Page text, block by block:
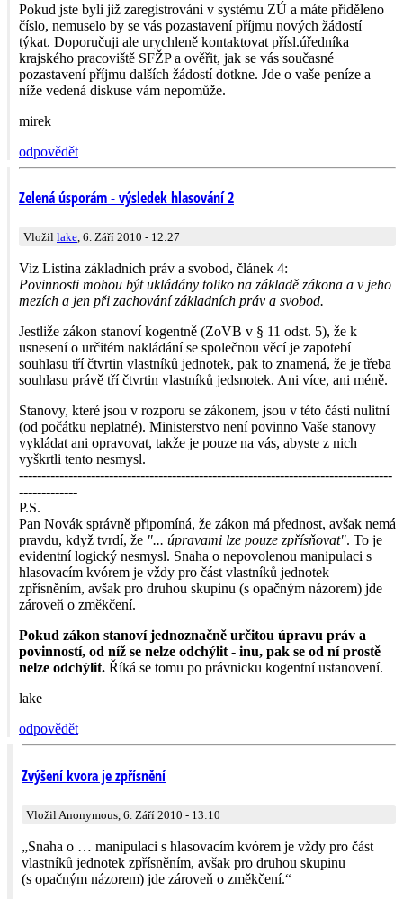
Pokud jste byli již zaregistrováni v systému ZÚ a máte přiděleno
číslo, nemuselo by se vás pozastavení příjmu nových žádostí
týkat. Doporučuji ale urychleně kontaktovat přísl.úředníka
krajského pracoviště SFŽP a ověřit, jak se vás současné
pozastavení příjmu dalších žádostí dotkne. Jde o vaše peníze a
níže vedená diskuse vám nepomůže.
mirek
odpovědět
Zelená úsporám - výsledek hlasování 2
Vložil lake, 6. Září 2010 - 12:27
Viz Listina základních práv a svobod, článek 4:
Povinnosti mohou být ukládány toliko na základě zákona a v jeho
mezích a jen při zachování základních práv a svobod.
Jestliže zákon stanoví kogentně (ZoVB v § 11 odst. 5), že k
usnesení o určitém nakládání se společnou věcí je zapotebí
souhlasu tří čtvrtin vlastníků jednotek, pak to znamená, že je třeba
souhlasu právě tří čtvrtin vlastníků jedsnotek. Ani více, ani méně.
Stanovy, které jsou v rozporu se zákonem, jsou v této části nulitní
(od počátku neplatné). Ministerstvo není povinno Vaše stanovy
vykládat ani opravovat, takže je pouze na vás, abyste z nich
vyškrtli tento nesmysl.
-----------------------------------------------------------------------------------
-------------
P.S.
Pan Novák správně připomíná, že zákon má přednost, avšak nemá
pravdu, když tvrdí, že "... úpravami lze pouze zpřísňovat". To je
evidentní logický nesmysl. Snaha o nepovolenou manipulaci s
hlasovacím kvórem je vždy pro část vlastníků jednotek
zpřísněním, avšak pro druhou skupinu (s opačným názorem) jde
zároveň o změkčení.
Pokud zákon stanoví jednoznačně určitou úpravu práv a
povinností, od níž se nelze odchýlit - inu, pak se od ní prostě
nelze odchýlit. Říká se tomu po právnicku kogentní ustanovení.
lake
odpovědět
Zvýšení kvora je zpřísnění
Vložil Anonymous, 6. Září 2010 - 13:10
„Snaha o … manipulaci s hlasovacím kvórem je vždy pro část
vlastníků jednotek zpřísněním, avšak pro druhou skupinu
(s opačným názorem) jde zároveň o změkčení.“